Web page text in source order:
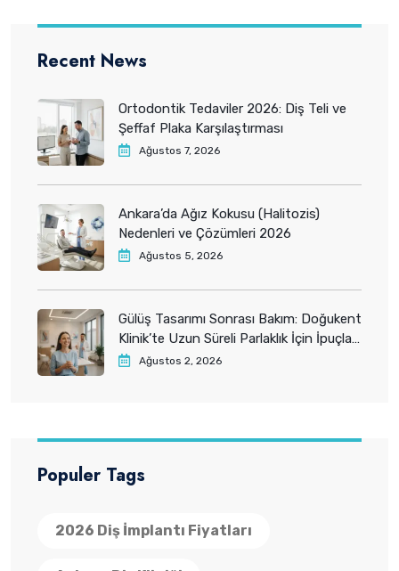
Recent News
Ortodontik Tedaviler 2026: Diş Teli ve
Şeffaf Plaka Karşılaştırması
Ağustos 7, 2026
Ankara’da Ağız Kokusu (Halitozis)
Nedenleri ve Çözümleri 2026
Ağustos 5, 2026
Gülüş Tasarımı Sonrası Bakım: Doğukent
Klinik’te Uzun Süreli Parlaklık İçin İpuçları
2026Ağustos 2, 2026
Populer Tags
2026 Diş İmplantı Fiyatları